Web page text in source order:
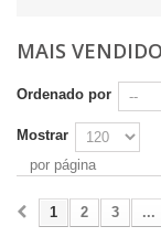
MAIS
Ordenado por
Mostrar
por página
1 2 3 ...